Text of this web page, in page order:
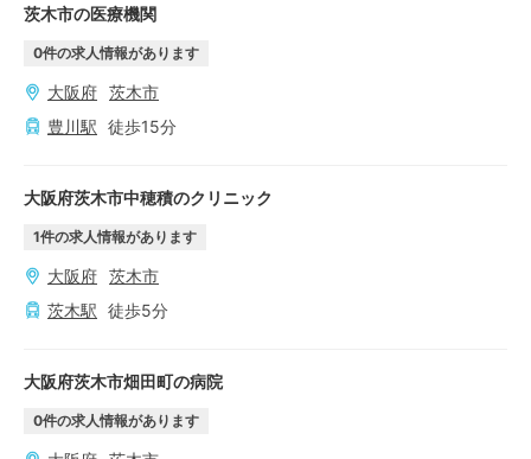
茨木市の医療機関
0件の求人情報があります
大阪府 茨木市
豊川駅 徒歩15分
大阪府茨木市中穂積のクリニック
1件の求人情報があります
大阪府 茨木市
茨木駅 徒歩5分
大阪府茨木市畑田町の病院
0件の求人情報があります